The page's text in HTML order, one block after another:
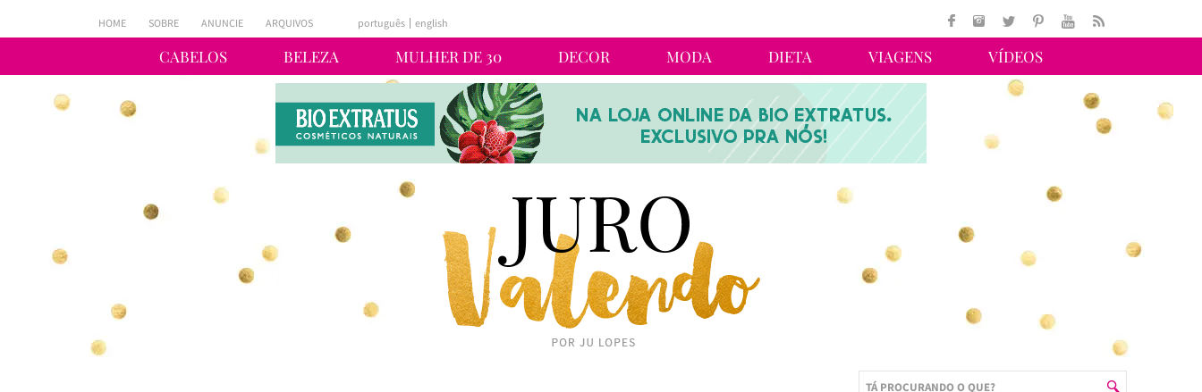
CABELOS BELEZA MULHER DE 30 DECOR MODA DIETA VIAGENS VÍDEOS
HOME SOBRE ANUNCIE ARQUIVOS português english